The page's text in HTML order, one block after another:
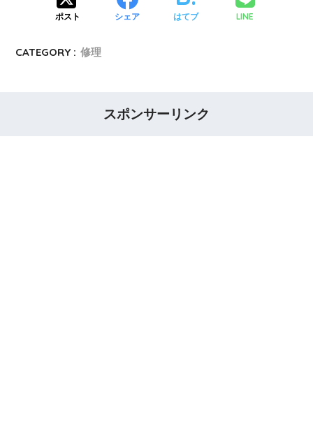
ポスト シェア はてブ LINE
CATEGORY : 修理
スポンサーリンク